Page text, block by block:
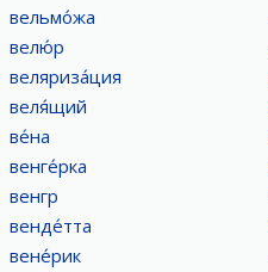
вельмо́жа
велю́р
веляриза́ция
веля́щий
ве́на
венге́рка
венгр
венде́тта
вене́рик